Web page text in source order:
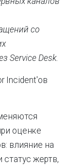
со
Service Desk.
Incident'ов
оценке
влияние на
статус жертв,